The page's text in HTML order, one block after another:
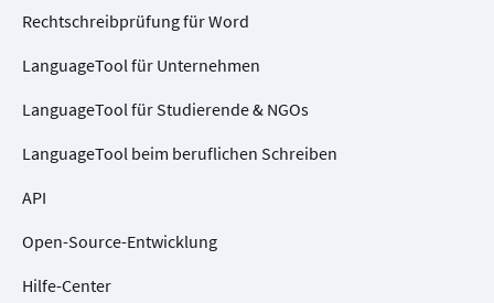
Rechtschreibprüfung für Word
LanguageTool für Unternehmen
LanguageTool für Studierende & NGOs
LanguageTool beim beruflichen Schreiben
API
Open-Source-Entwicklung
Hilfe-Center